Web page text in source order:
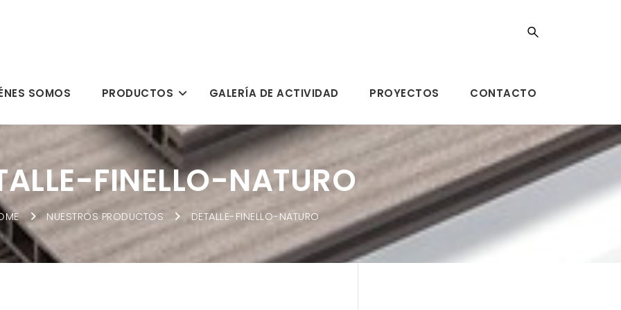
SOMOS PRODUCTOS GALERÍA DE ACTIVIDAD PROYECTOS CONTACTO
FINELLO-NATURO
NUESTROS PRODUCTOS DETALLE-FINELLO-NATURO